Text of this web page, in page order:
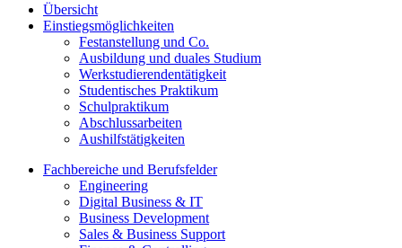
Übersicht
Einstiegsmöglichkeiten
Festanstellung und Co.
Ausbildung und duales Studium
Werkstudierendentätigkeit
Studentisches Praktikum
Schulpraktikum
Abschlussarbeiten
Aushilfstätigkeiten
Fachbereiche und Berufsfelder
Engineering
Digital Business & IT
Business Development
Sales & Business Support